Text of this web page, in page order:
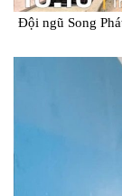
Đội ngũ Song